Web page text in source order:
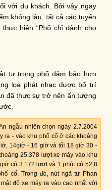
với du khách. Bởi vậy ngay
không lâu, tất cả các tuyến
hiện “Phố chỉ dành cho
tự trong phố đảm bảo hơn
loa phát nhạc được bố trí
đã thực sự trở nên ấn tượng
ngẫu nhiên chọn ngày 2.7.2004
ra - vào khu phố cổ ở các khoảng
14giờ - 16 giờ và tối 18 giờ 30 -
25.378 lượt xe máy vào khu
có 3.172 lượt và 1 phút có 52,8
cổ. Trong đó, nút ngã tư Phan
độ xe máy ra vào cao nhất với